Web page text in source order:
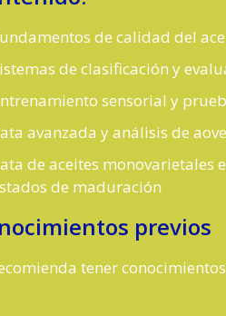
de calidad del
de clasificación y
sensorial y
avanzada y análisis de
de aceites monovarietales
de maduración
previos
tener